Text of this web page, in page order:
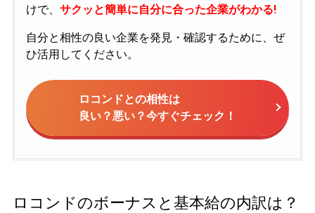
けで、 サクッと簡単に自分に合った企業がわかる!
自分と相性の良い企業を発見・確認するために、ぜ
ひ活用してください。
ロコンドとの相性は
良い？悪い？今すぐチェック！
ロコンドのボーナスと基本給の内訳は？